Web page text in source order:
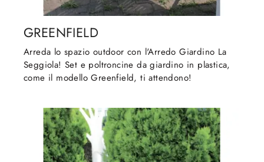
GREENFIELD
Arreda lo spazio outdoor con l'Arredo Giardino La
Seggiola! Set e poltroncine da giardino in plastica,
come il modello Greenfield, ti attendono!